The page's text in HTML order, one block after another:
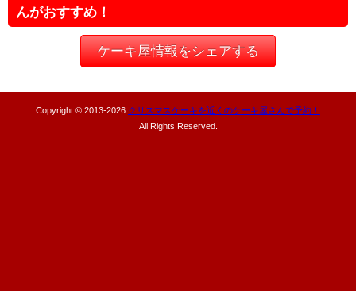
んがおすすめ！
ケーキ屋情報をシェアする
Copyright © 2013-2026 クリスマスケーキを近くのケーキ屋さんで予約！
All Rights Reserved.